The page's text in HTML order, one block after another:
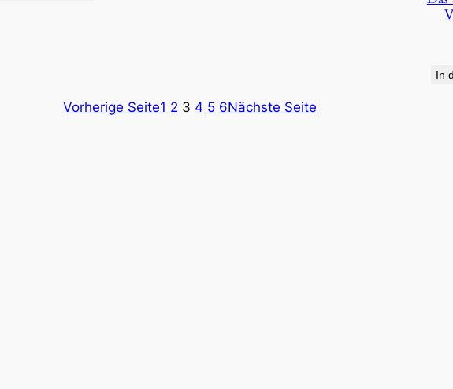
In
Vorherige Seite1 2 3 4 5 6Nächste Seite